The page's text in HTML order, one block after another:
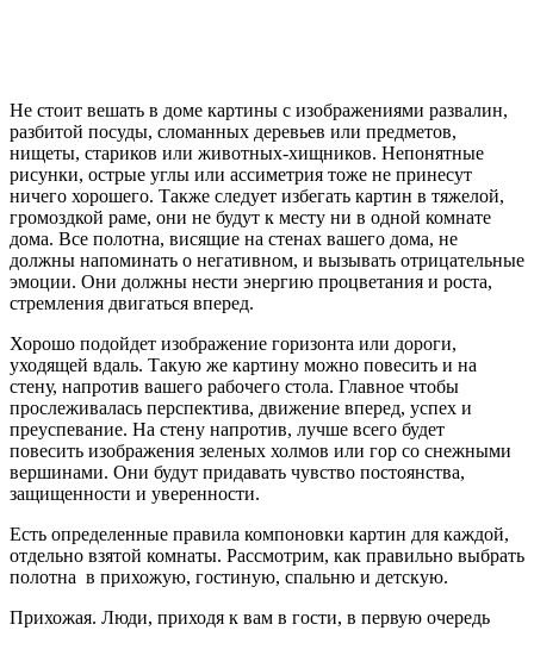
Не стоит вешать в доме картины с изображениями развалин,
разбитой посуды, сломанных деревьев или предметов,
нищеты, стариков или животных-хищников. Непонятные
рисунки, острые углы или ассиметрия тоже не принесут
ничего хорошего. Также следует избегать картин в тяжелой,
громоздкой раме, они не будут к месту ни в одной комнате
дома. Все полотна, висящие на стенах вашего дома, не
должны напоминать о негативном, и вызывать отрицательные
эмоции. Они должны нести энергию процветания и роста,
стремления двигаться вперед.
Хорошо подойдет изображение горизонта или дороги,
уходящей вдаль. Такую же картину можно повесить и на
стену, напротив вашего рабочего стола. Главное чтобы
прослеживалась перспектива, движение вперед, успех и
преуспевание. На стену напротив, лучше всего будет
повесить изображения зеленых холмов или гор со снежными
вершинами. Они будут придавать чувство постоянства,
защищенности и уверенности.
Есть определенные правила компоновки картин для каждой,
отдельно взятой комнаты. Рассмотрим, как правильно выбрать
полотна в прихожую, гостиную, спальню и детскую.
Прихожая. Люди, приходя к вам в гости, в первую очередь